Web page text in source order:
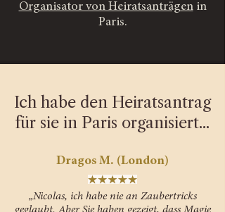
Organisator von Heiratsanträgenin
Paris.
Ich habe den Heiratsantrag
für sie in Paris organisiert...
Dragos M. (London)
„Nicolas, ich habe nie an Zaubertricks